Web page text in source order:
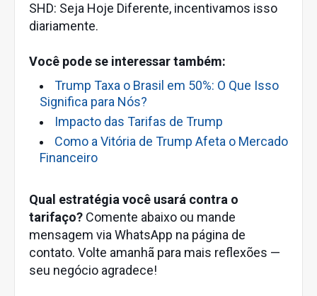
SHD: Seja Hoje Diferente, incentivamos isso
diariamente.
Você pode se interessar também:
Trump Taxa o Brasil em 50%: O Que Isso
Significa para Nós?
Impacto das Tarifas de Trump
Como a Vitória de Trump Afeta o Mercado
Financeiro
Qual estratégia você usará contra o
tarifaço? Comente abaixo ou mande
mensagem via WhatsApp na página de
contato. Volte amanhã para mais reflexões —
seu negócio agradece!